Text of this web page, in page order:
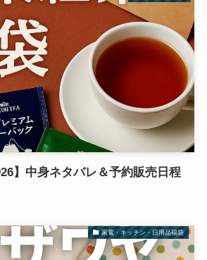
】中身ネタバレ＆予約販売日程
家電・キッチン・日用品福袋